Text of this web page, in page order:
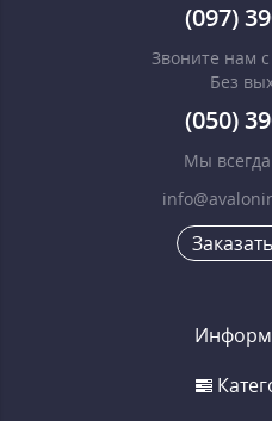
(097)
Звоните нам
Без
(050)
Мы